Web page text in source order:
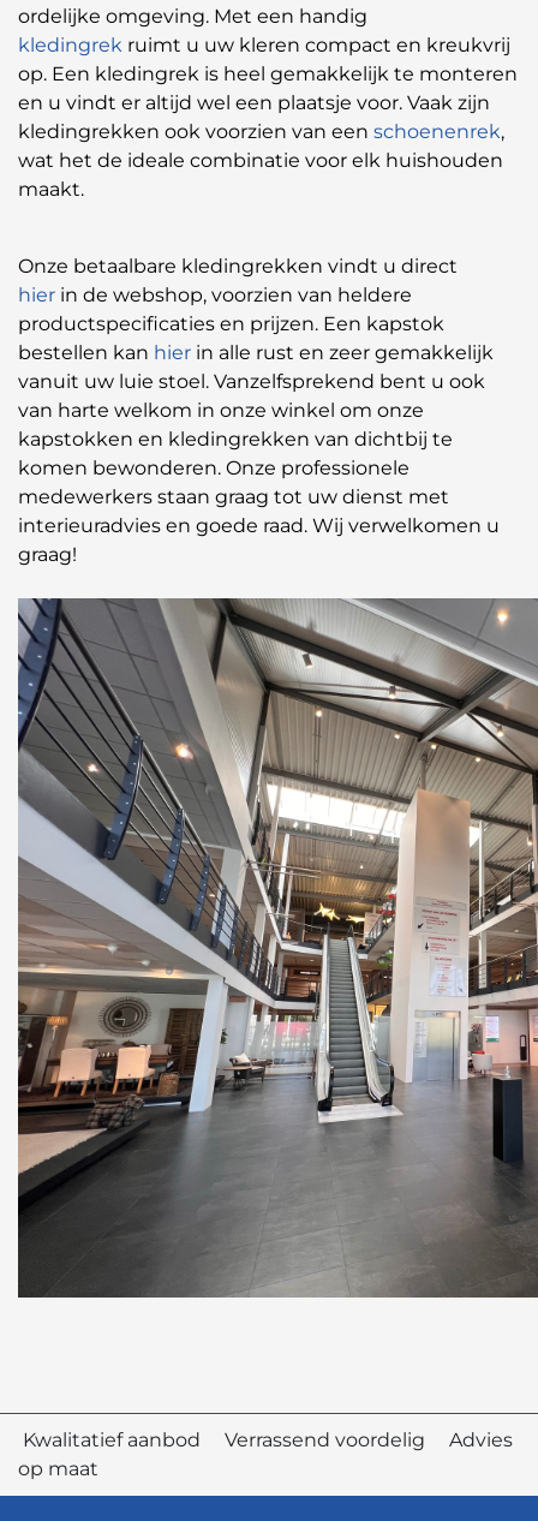
ordelijke omgeving. Met een handig
kledingrek ruimt u uw kleren compact en kreukvrij
op. Een kledingrek is heel gemakkelijk te monteren
en u vindt er altijd wel een plaatsje voor. Vaak zijn
kledingrekken ook voorzien van een schoenenrek,
wat het de ideale combinatie voor elk huishouden
maakt.
Onze betaalbare kledingrekken vindt u direct
hier in de webshop, voorzien van heldere
productspecificaties en prijzen. Een kapstok
bestellen kan hier in alle rust en zeer gemakkelijk
vanuit uw luie stoel. Vanzelfsprekend bent u ook
van harte welkom in onze winkel om onze
kapstokken en kledingrekken van dichtbij te
komen bewonderen. Onze professionele
medewerkers staan graag tot uw dienst met
interieuradvies en goede raad. Wij verwelkomen u
graag!
Kwalitatief aanbod Verrassend voordelig Advies
op maat